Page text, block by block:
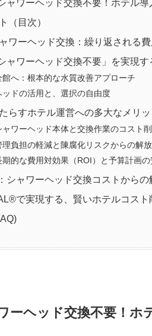
ャワーヘッド交換不要！ホテル導
（目次）
ワーヘッド交換：繰り返される
ャワーヘッド交換不要」を実現す
へ：根本的な水質改善アプローチ
ッドの活用と、選択の自由度
らすホテル運営への多大なメリッ
ワーヘッド本体と交換作業のコスト
負担の軽減と陳腐化リスクからの解放
的な費用対効果（ROI）と予算計画の
シャワーヘッド交換コストからの
で実現する、賢いホテルコスト
ーヘッド交換不要！ホ